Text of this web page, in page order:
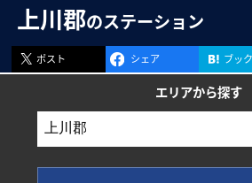
上川郡のステーション
ポスト シェア ブッ
エリアから探す